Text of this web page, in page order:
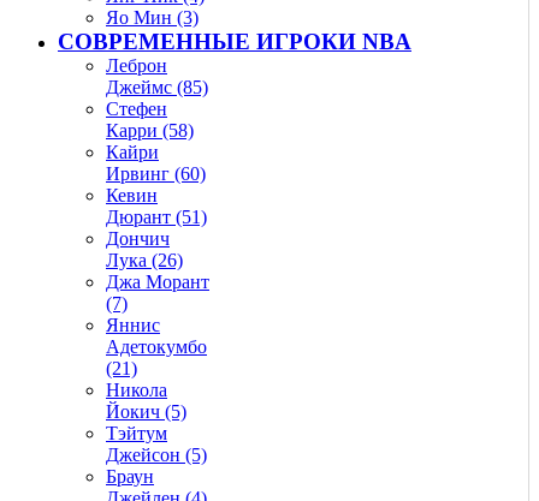
Яо Мин (3)
СОВРЕМЕННЫЕ ИГРОКИ NBA
Леброн
Джеймс (85)
Стефен
Карри (58)
Кайри
Ирвинг (60)
Кевин
Дюрант (51)
Дончич
Лука (26)
Джа Морант
(7)
Яннис
Адетокумбо
(21)
Никола
Йокич (5)
Тэйтум
Джейсон (5)
Браун